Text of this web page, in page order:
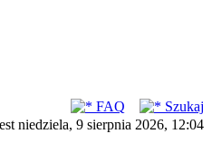
FAQ
Szukaj
niedziela, 9 sierpnia 2026, 12:04